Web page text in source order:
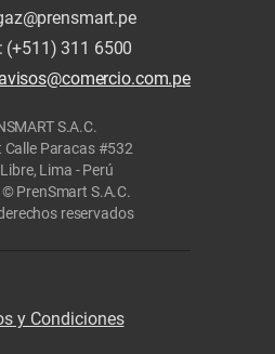
(+511) 311 6500
S.A.C.
Calle Paracas #532
Lima - Perú
PrenSmart S.A.C.
reservados
y Condiciones